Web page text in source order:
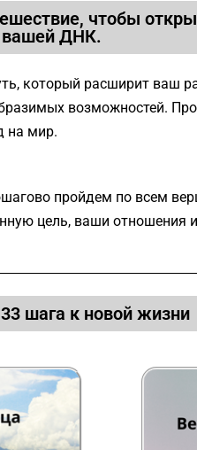
чтобы
вашей ДНК.
который расширит ваш
возможностей.
на мир.
пройдем по всем
цель, ваши отношения
шага к новой жизни